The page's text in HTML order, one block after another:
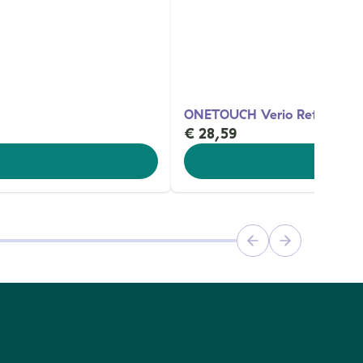
ONETOUCH Verio Reflect
€ 28,59